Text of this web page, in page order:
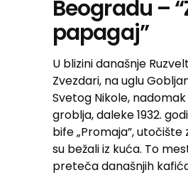
Beogradu –
papagaj”
U blizini današnje
Zvezdari, na uglu
Svetog Nikole,
groblja, daleke 1932.
bife „Promaja”, utočište
su bežali iz kuća. To
preteča današnjih